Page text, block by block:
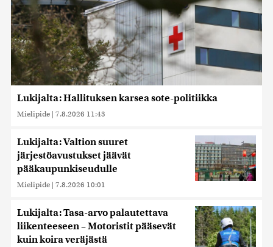
Lukijalta: Hallituksen karsea sote-politiikka
Mielipide | 7.8.2026 11:43
Lukijalta: Valtion suuret
järjestöavustukset jäävät
pääkaupunkiseudulle
Mielipide | 7.8.2026 10:01
Lukijalta: Tasa-arvo palautettava
liikenteeseen – Motoristit pääsevät
kuin koira veräjästä